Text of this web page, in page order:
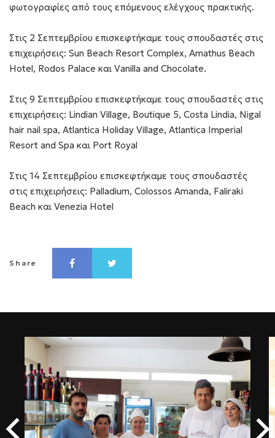
φωτογραφίες από τους επόμενους ελέγχους πρακτικής.
Στις 2 Σεπτεμβρίου επισκεφτήκαμε τους σπουδαστές στις
επιχειρήσεις: Sun Beach Resort Complex, Amathus Beach
Hotel, Rodos Palace και Vanilla and Chocolate.
Στις 9 Σεπτεμβρίου επισκεφτήκαμε τους σπουδαστές στις
επιχειρήσεις: Lindian Village, Boutique 5, Costa Lindia, Nigal
hair nail spa, Atlantica Holiday Village, Atlantica Imperial
Resort and Spa και Port Royal
Στις 14 Σεπτεμβρίου επισκεφτήκαμε τους σπουδαστές
στις επιχειρήσεις: Palladium, Colossos Amanda, Faliraki
Beach και Venezia Hotel
Share